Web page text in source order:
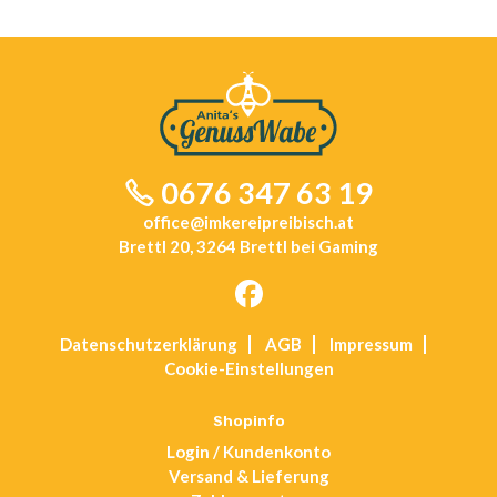
0676 347 63 19
office@imkereipreibisch.at
Brettl 20, 3264 Brettl bei Gaming
a
tab
Datenschutz­erklärung AGB
Impressum
Cookie-Einstellungen
Shopinfo
Login / Kundenkonto
Versand & Lieferung